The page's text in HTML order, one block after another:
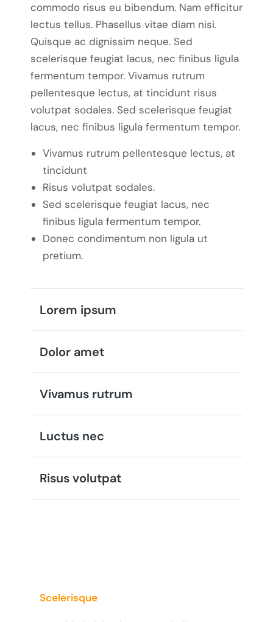
commodo risus eu bibendum. Nam efficitur
lectus tellus. Phasellus vitae diam nisi.
Quisque ac dignissim neque. Sed
scelerisque feugiat lacus, nec finibus ligula
fermentum tempor. Vivamus rutrum
pellentesque lectus, at tincidunt risus
volutpat sodales. Sed scelerisque feugiat
lacus, nec finibus ligula fermentum tempor.
Vivamus rutrum pellentesque lectus, at
tincidunt
Risus volutpat sodales.
Sed scelerisque feugiat lacus, nec
finibus ligula fermentum tempor.
Donec condimentum non ligula ut
pretium.
Lorem ipsum
Dolor amet
Vivamus rutrum
Luctus nec
Risus volutpat
Scelerisque